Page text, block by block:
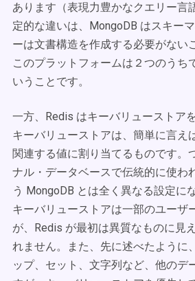
あります（表現力豊かなクエリー言
定的な違いは、MongoDB はスキー
ーは文書構造を作成する必要がない
このプラットフォームは２つのうち
いうことです。
一方、Redis はキーバリューストア
キーバリューストアは、簡単に言え
関連する値に割り当てるものです。
ナル・データベースで伝統的に使わ
う MongoDB とは全く異なる設定に
キーバリューストアは一部のユーザ
が、Redis が最初は異質なものに見
れません。また、先に述べたように
ップ、セット、文字列など、他のデ